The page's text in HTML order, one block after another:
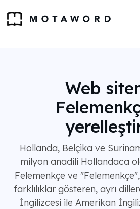
Web
Hollanda, Belçika ve
milyon anadili Hollandaca
Felemenkçe ve
farklılıklar gösteren, ayrı
İngilizcesi ile Amerikan